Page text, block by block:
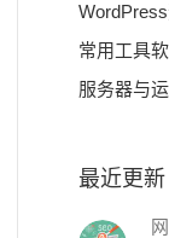
常用工具
服务器与
最近更新